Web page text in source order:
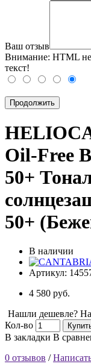
Ваш отзыв
Внимание: HTML
текст!
Продолжить
Oil-Free
50+
50+
В наличии
Артикул:
4 580 руб.
Нашли дешевле?
Кол-во
В закладки В
0 отзывов /